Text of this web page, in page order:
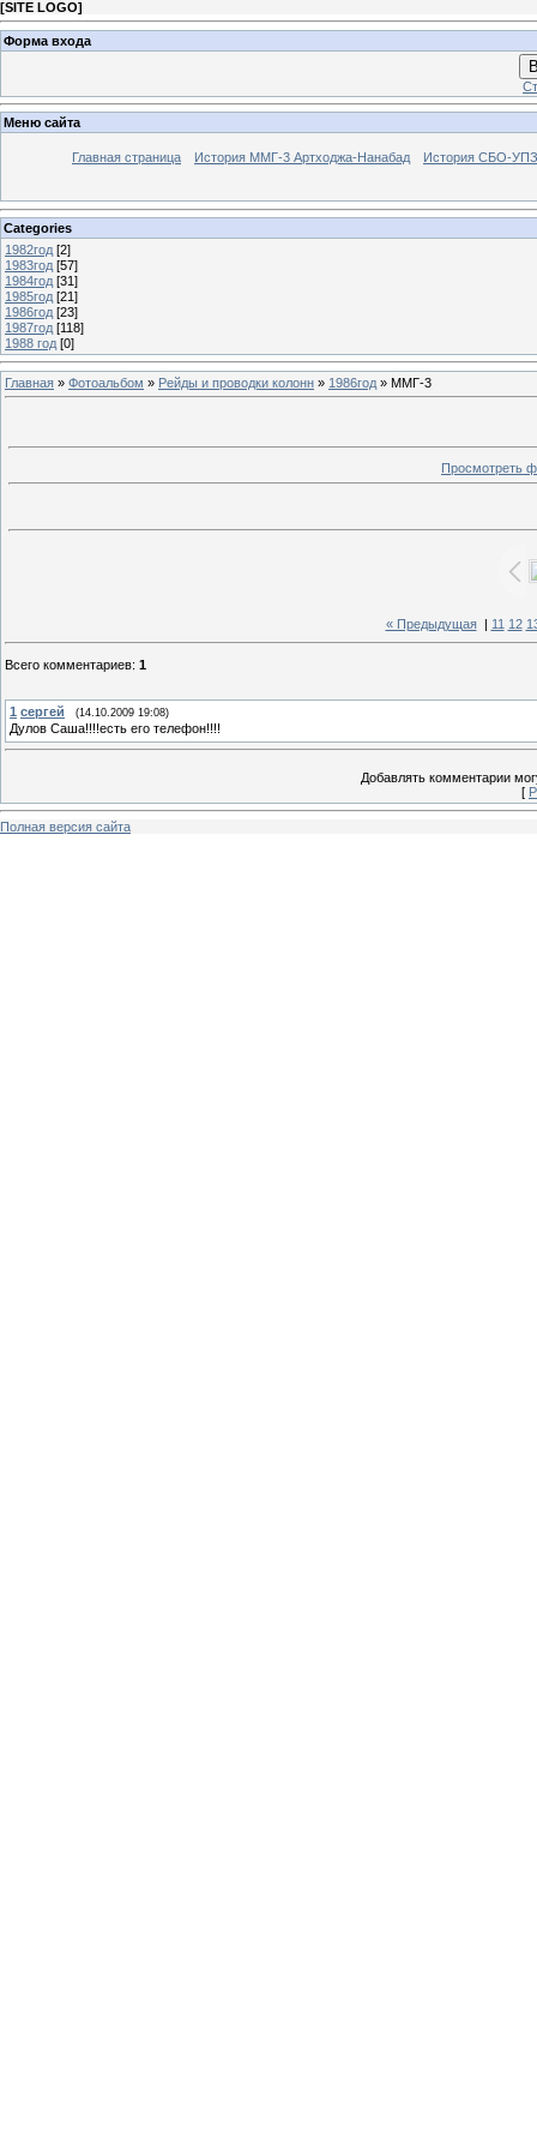
[SITE LOGO]
Форма входа
Меню сайта
Главная страница История ММГ-3 Артходжа-Нанабад История СБО-УПЗ
Categories
1982год [2]
1983год [57]
1984год [31]
1985год [21]
1986год [23]
1987год [118]
1988 год [0]
Главная » Фотоальбом » Рейды и проводки колонн » 1986год » ММГ-3
Просмотреть
« Предыдущая| 11 12
Всего комментариев: 1
1 сергей (14.10.2009 19:08)
Дулов Саша!!!!есть его телефон!!!!
Добавлять комментарии
[
Полная версия сайта